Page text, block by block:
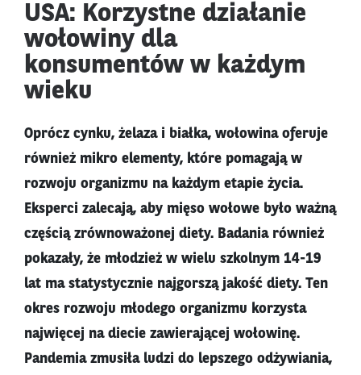
USA: Korzystne działanie
wołowiny dla
konsumentów w każdym
wieku
Oprócz cynku, żelaza i białka, wołowina oferuje
również mikro elementy, które pomagają w
rozwoju organizmu na każdym etapie życia.
Eksperci zalecają, aby mięso wołowe było ważną
częścią zrównoważonej diety. Badania również
pokazały, że młodzież w wielu szkolnym 14-19
lat ma statystycznie najgorszą jakość diety. Ten
okres rozwoju młodego organizmu korzysta
najwięcej na diecie zawierającej wołowinę.
Pandemia zmusiła ludzi do lepszego odżywiania,